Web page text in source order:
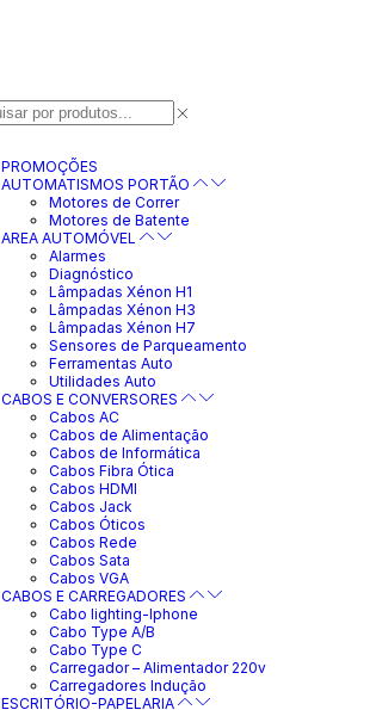
PROMOÇÕES
AUTOMATISMOS PORTÃO
Motores de Correr
Motores de Batente
AREA AUTOMÓVEL
Alarmes
Diagnóstico
Lâmpadas Xénon H1
Lâmpadas Xénon H3
Lâmpadas Xénon H7
Sensores de Parqueamento
Ferramentas Auto
Utilidades Auto
CABOS E CONVERSORES
Cabos AC
Cabos de Alimentação
Cabos de Informática
Cabos Fibra Ótica
Cabos HDMI
Cabos Jack
Cabos Óticos
Cabos Rede
Cabos Sata
Cabos VGA
CABOS E CARREGADORES
Cabo lighting-Iphone
Cabo Type A/B
Cabo Type C
Carregador – Alimentador 220v
Carregadores Indução
ESCRITÓRIO-PAPELARIA